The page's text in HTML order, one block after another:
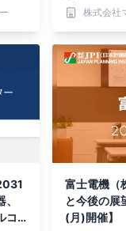
株式会社
コ
富士電機（
と今後の展
(月)開催】